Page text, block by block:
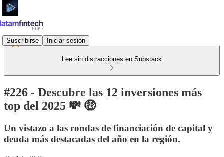
Suscribirse Iniciar sesión
Lee sin distracciones en Substack
#226 - Descubre las 12 inversiones más
top del 2025 💸 🤑
Un vistazo a las rondas de financiación de capital y
deuda más destacadas del año en la región.